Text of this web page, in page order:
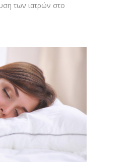
των ιατρών στο